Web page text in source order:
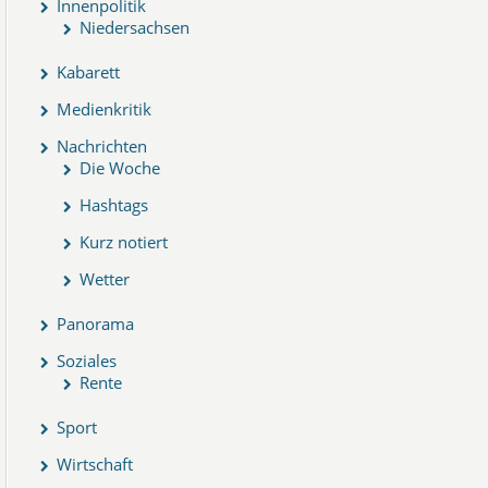
Innenpolitik
Niedersachsen
Kabarett
Medienkritik
Nachrichten
Die Woche
Hashtags
Kurz notiert
Wetter
Panorama
Soziales
Rente
Sport
Wirtschaft